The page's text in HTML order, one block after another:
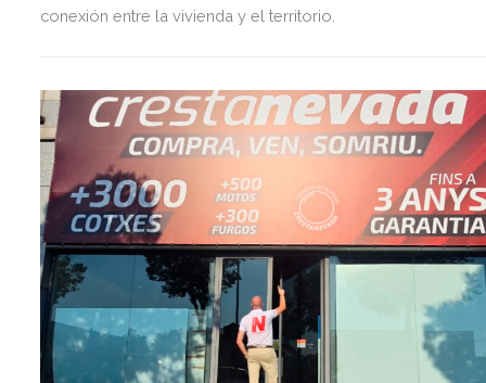
conexión entre la vivienda y el territorio.